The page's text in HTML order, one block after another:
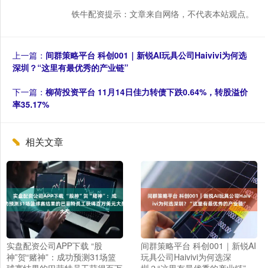
铁牛配资提示：文章来自网络，不代表本站观点。
上一篇： 间群策略平台 科创001｜新锐AI玩具公司Haivivi为何选
深圳？“这里有最优秀的产业链”
下一篇： 柳荷投资平台 11月14日佳力转债下跌0.64%，转股溢价
率35.17%
相关文章
实盘配资公司APP下载 “股
神”贺“赌神”：成功预测31场篮
间群策略平台 科创001｜新锐AI
玩具公司Haivivi为何选深